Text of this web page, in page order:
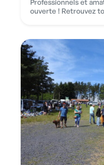
Professionnels et
ouverte ! Retrouvez